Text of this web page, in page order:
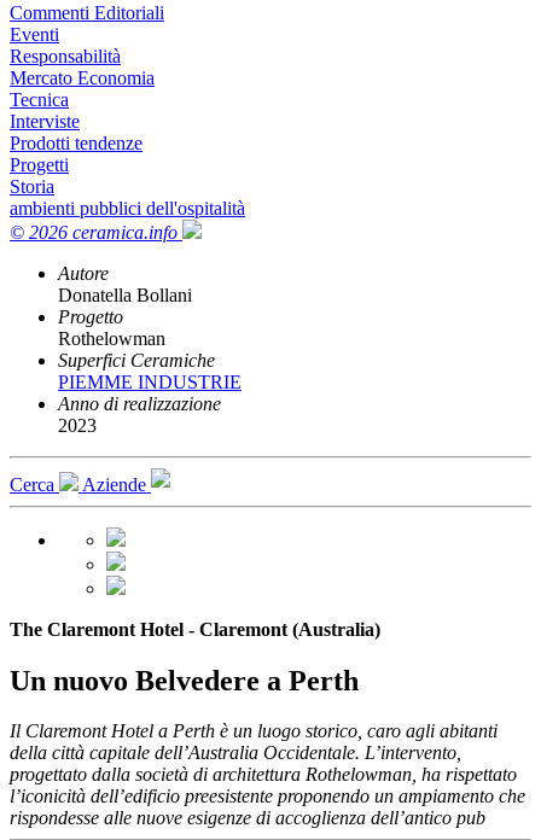
Commenti Editoriali
Eventi
Responsabilità
Mercato Economia
Tecnica
Interviste
Prodotti tendenze
Progetti
Storia
ambienti pubblici dell'ospitalità
© 2026 ceramica.info
Autore
Donatella Bollani
Progetto
Rothelowman
Superfici Ceramiche
PIEMME INDUSTRIE
Anno di realizzazione
2023
Cerca Aziende
The Claremont Hotel - Claremont (Australia)
Un nuovo Belvedere a Perth
Il Claremont Hotel a Perth è un luogo storico, caro agli abitanti
della città capitale dell’Australia Occidentale. L’intervento,
progettato dalla società di architettura Rothelowman, ha rispettato
l’iconicità dell’edificio preesistente proponendo un ampiamento che
rispondesse alle nuove esigenze di accoglienza dell’antico pub